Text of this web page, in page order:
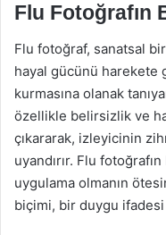
Flu Fotoğrafın
Flu fotoğraf, sanatsal
hayal gücünü harekete
kurmasına olanak
özellikle belirsizlik ve
çıkararak, izleyicinin
uyandırır. Flu
uygulama olmanın
biçimi, bir duygu